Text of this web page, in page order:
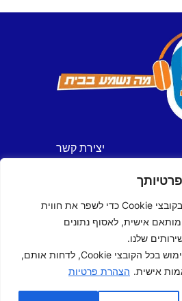
באתר זה אנו משתמשים בקובצי Cookie כדי לשפר את חווית
אישית, לאסוף נתונים
שלנו.
באפשרותך לאשר את השימוש בכל הקובצי Cookie, לדחות אותם,
אישית. הצהרת פרטיות
יצירת קשר
הצהרת נגישות